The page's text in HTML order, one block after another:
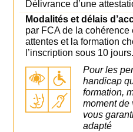
Délivrance d’une
Modalités et délais
par FCA de la
attentes et la formation
l’inscription sous 10 jours.
Pour les
handicap
formation,
moment de
vous
adapté